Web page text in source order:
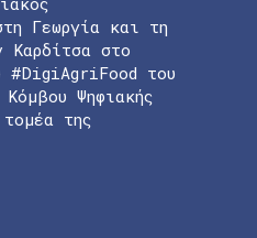
Γεωργία και τη
Καρδίτσα στο
#DigiAgriFood του
Κόμβου Ψηφιακής
της